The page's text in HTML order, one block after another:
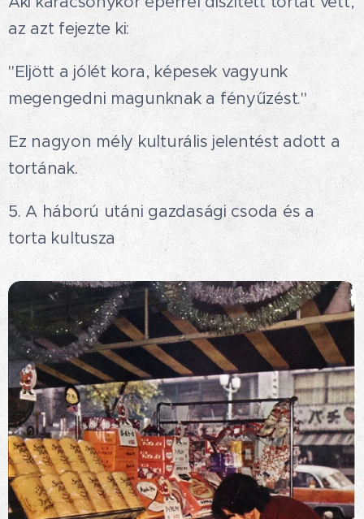
az azt fejezte ki:
"Eljött a jólét kora, képesek vagyunk
megengedni magunknak a fényűzést."
Ez nagyon mély kulturális jelentést adott a
tortának.
5. A háború utáni gazdasági csoda és a
torta kultusza